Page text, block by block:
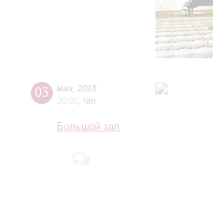
03 мая 2018
20:00 Чт
Большой зал